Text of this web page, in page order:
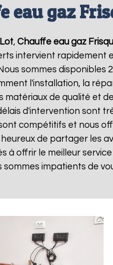
eau gaz
, Chauffe eau gaz
intervient
sommes
l'installation, la
matériaux de qualité et
d'intervention sont
compétitifs et nous
de partager les
à offrir le meilleur
sommes impatients de